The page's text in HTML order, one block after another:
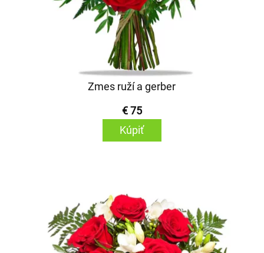
Zmes ruží a gerber
€ 75
Kúpiť